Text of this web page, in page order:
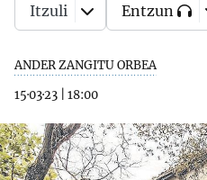
ANDER ZANGITU ORBEA
15·03·23
18:00
Itzuli Entzun